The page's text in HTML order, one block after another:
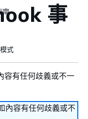
南
事
式
容有任何歧義或不一
內容有任何歧義或不